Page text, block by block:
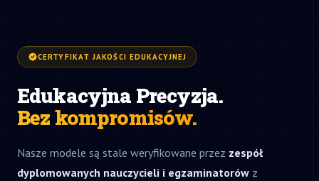
CERTYFIKAT JAKOŚCI EDUKACYJNEJ
Edukacyjna Precyzja.
Bez kompromisów.
Nasze modele są stale weryfikowane przez zespół
dyplomowanych nauczycieli i egzaminatorów z